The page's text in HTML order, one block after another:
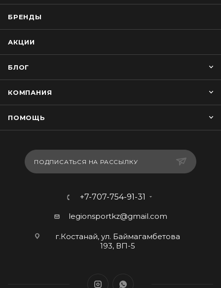
БРЕНДЫ
АКЦИИ
БЛОГ
КОМПАНИЯ
ПОМОЩЬ
ПОДПИСАТЬСЯ НА РАССЫЛКУ
+7-707-754-91-31
legionsportkz@gmail.com
г.Костанай, ул. Баймагамбетова
193, ВП-5